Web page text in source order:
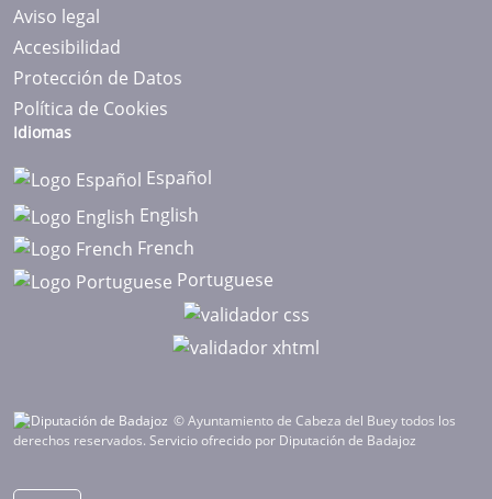
Aviso legal
Accesibilidad
Protección de Datos
Política de Cookies
Idiomas
Español
English
French
Portuguese
© Ayuntamiento de Cabeza del Buey todos los
derechos reservados. Servicio ofrecido por Diputación de Badajoz